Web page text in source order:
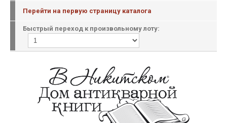
Перейти на первую страницу каталога
Быстрый переход к произвольному лоту: